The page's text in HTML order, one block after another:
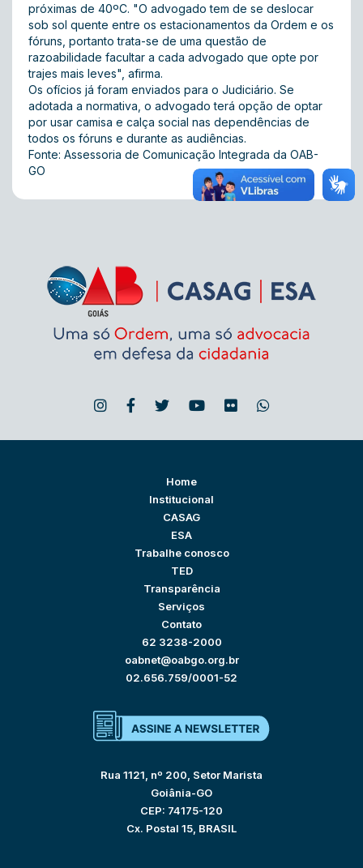
próximas de 40ºC. "O advogado tem de se deslocar
sob sol quente entre os estacionamentos da Ordem e os
fóruns, portanto trata-se de uma questão de
razoabilidade facultar a cada advogado que opte por
trajes mais leves", afirma.
Os ofícios já foram enviados para o Judiciário. Se
adotada a normativa, o advogado terá opção de optar
por usar camisa e calça social nas dependências de
todos os fóruns e durante as audiências.
Fonte: Assessoria de Comunicação Integrada da OAB-
GO
Home
Institucional
CASAG
ESA
Trabalhe conosco
TED
Transparência
Serviços
Contato
62 3238-2000
oabnet@oabgo.org.br
02.656.759/0001-52
Rua 1121, nº 200, Setor Marista
Goiânia-GO
CEP: 74175-120
Cx. Postal 15, BRASIL